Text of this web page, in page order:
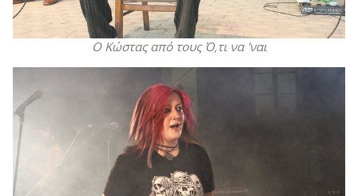
Ο Κώστας από τους Ό,τι να 'ναι